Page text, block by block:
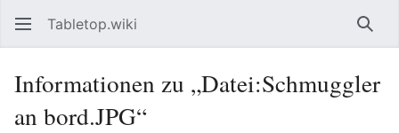
Tabletop.wiki
Informationen zu „Datei:Schmuggler
an bord.JPG“